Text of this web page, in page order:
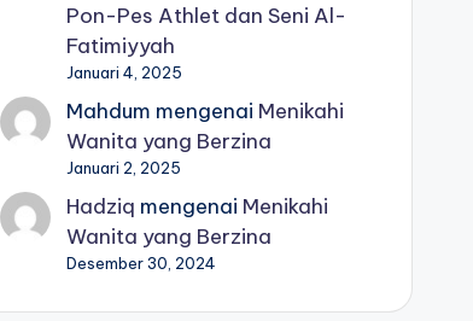
Pon-Pes Athlet dan Seni Al-
Fatimiyyah
Januari 4, 2025
Mahdum mengenai Menikahi
Wanita yang Berzina
Januari 2, 2025
Hadziq mengenai Menikahi
Wanita yang Berzina
Desember 30, 2024